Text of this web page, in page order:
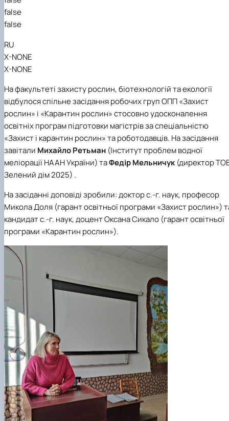
false
false
RU
X-NONE
X-NONE
На факультеті захисту рослин, біотехнологій та екології
відбулося спільне засідання робочих груп ОПП «Захист
рослин» і «Карантин рослин» стосовно удосконалення
освітніх програм підготовки магістрів за спеціальністю
«Захист і карантин рослин» та роботодавців. На засідання
завітали Михайло Ретьман (Інститут проблем водної
меліорації НААН України) таФедір Мельничук (директор
Зелений дім 2025) .
На засіданні доповіді зробили: доктор с.-г. наук, професор
Микола Доля (гарант освітньої програми «Захист рослин»)
кандидат с.-г. наук, доцент Оксана Сикало (гарант освітньої
програми «Карантин рослин»).